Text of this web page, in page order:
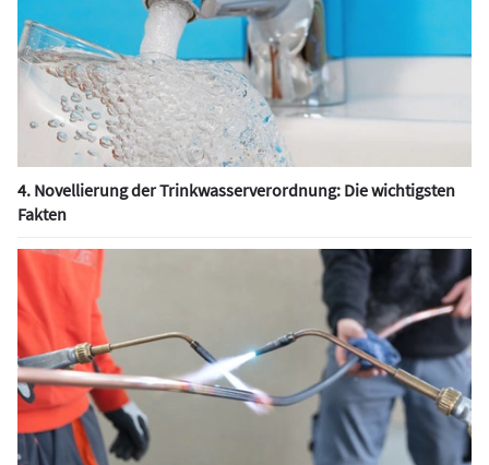
4. Novellierung der Trinkwasserverordnung: Die wichtigsten
Fakten